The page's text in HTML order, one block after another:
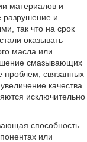
материалов и
разрушение и
так что на срок
оказывать
масла или
смазывающих
проблем, связанных
качества
исключительно
способность
или